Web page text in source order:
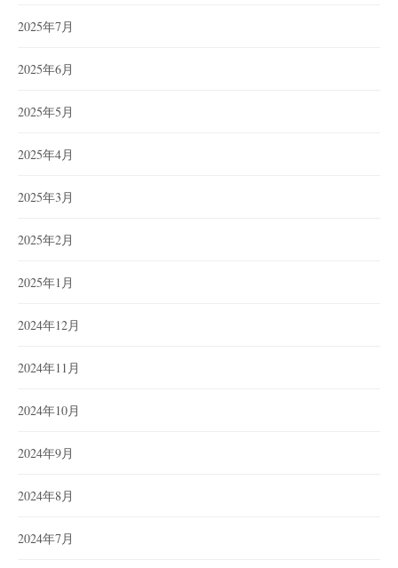
2025年7月
2025年6月
2025年5月
2025年4月
2025年3月
2025年2月
2025年1月
2024年12月
2024年11月
2024年10月
2024年9月
2024年8月
2024年7月